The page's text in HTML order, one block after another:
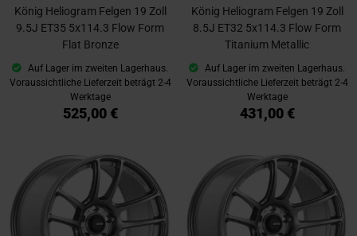
König Heliogram Felgen 19 Zoll
9.5J ET35 5x114.3 Flow Form
Flat Bronze
Auf Lager im zweiten Lagerhaus.
Voraussichtliche Lieferzeit beträgt 2-4
Werktage
525,00 €
König Heliogram Felgen 19 Zoll
8.5J ET32 5x114.3 Flow Form
Titanium Metallic
Auf Lager im zweiten Lagerhaus.
Voraussichtliche Lieferzeit beträgt 2-4
Werktage
431,00 €